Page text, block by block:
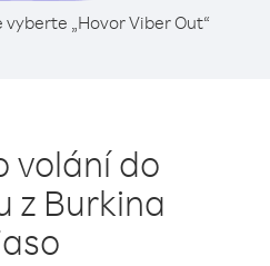
„Hovor Viber Out“
volání do
z Burkina